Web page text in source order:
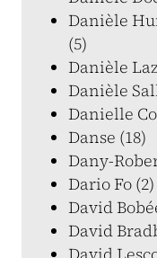
Danièle
(5)
Danièle
Danièle
Danielle
Danse (18)
Dany-
Dario Fo (2)
David
David